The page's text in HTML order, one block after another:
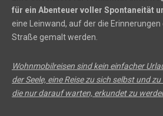
für ein Abenteuer voller Spontaneität
eine Leinwand, auf der die
Straße gemalt werden.
Wohnmobilreisen sind kein einfacher
der Seele, eine Reise zu sich selbst und
die nur darauf warten, erkundet zu